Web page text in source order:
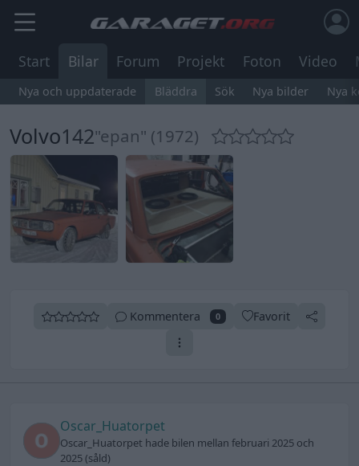
Start Bilar Forum Projekt Foton Video
Nya och uppdaterade Bläddra Sök Nya bilder Nya
Volvo142"epan" (1972)
Kommentera 0 Favorit
Oscar_Huatorpet
Oscar_Huatorpet hade bilen mellan februari 2025 och
2025 (såld)